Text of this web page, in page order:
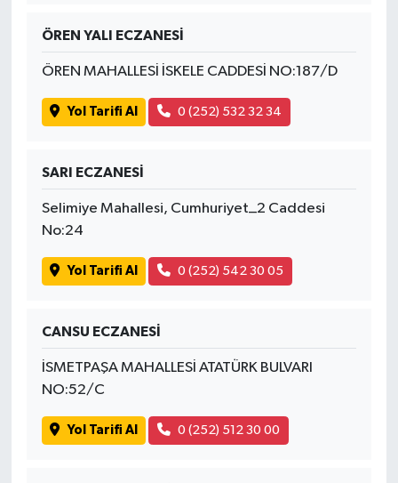
ÖREN YALI ECZANESİ
ÖREN MAHALLESİ İSKELE CADDESİ NO:187/D
Yol Tarifi Al 0 (252) 532 32 34
SARI ECZANESİ
Selimiye Mahallesi, Cumhuriyet_2 Caddesi
No:24
Yol Tarifi Al 0 (252) 542 30 05
CANSU ECZANESİ
İSMETPAŞA MAHALLESİ ATATÜRK BULVARI
NO:52/C
Yol Tarifi Al 0 (252) 512 30 00